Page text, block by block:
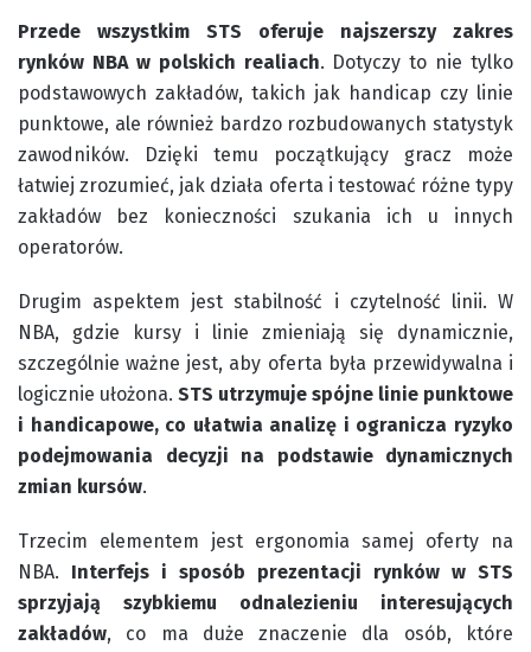
Przede wszystkim STS oferuje najszerszy zakres
rynków NBA w polskich realiach. Dotyczy to nie tylko
podstawowych zakładów, takich jak handicap czy linie
punktowe, ale również bardzo rozbudowanych statystyk
zawodników. Dzięki temu początkujący gracz może
łatwiej zrozumieć, jak działa oferta i testować różne typy
zakładów bez konieczności szukania ich u innych
operatorów.
Drugim aspektem jest stabilność i czytelność linii. W
NBA, gdzie kursy i linie zmieniają się dynamicznie,
szczególnie ważne jest, aby oferta była przewidywalna i
logicznie ułożona. STS utrzymuje spójne linie punktowe
i handicapowe, co ułatwia analizę i ogranicza ryzyko
podejmowania decyzji na podstawie dynamicznych
zmian kursów.
Trzecim elementem jest ergonomia samej oferty na
NBA. Interfejs i sposób prezentacji rynków w STS
sprzyjają szybkiemu odnalezieniu interesujących
zakładów, co ma duże znaczenie dla osób, które